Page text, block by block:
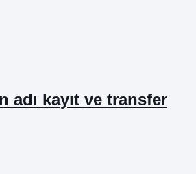
adı kayıt ve transfer